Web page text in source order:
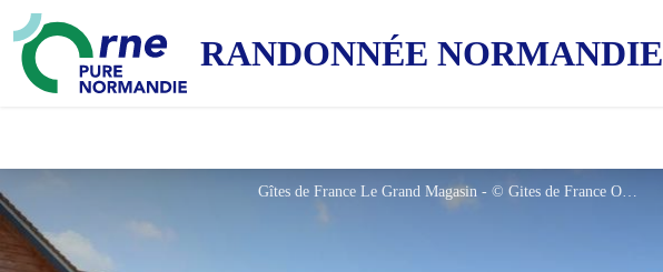
RANDONNÉE NORMANDIE
Gîtes de France Le Grand Magasin - © Gites de France Orne